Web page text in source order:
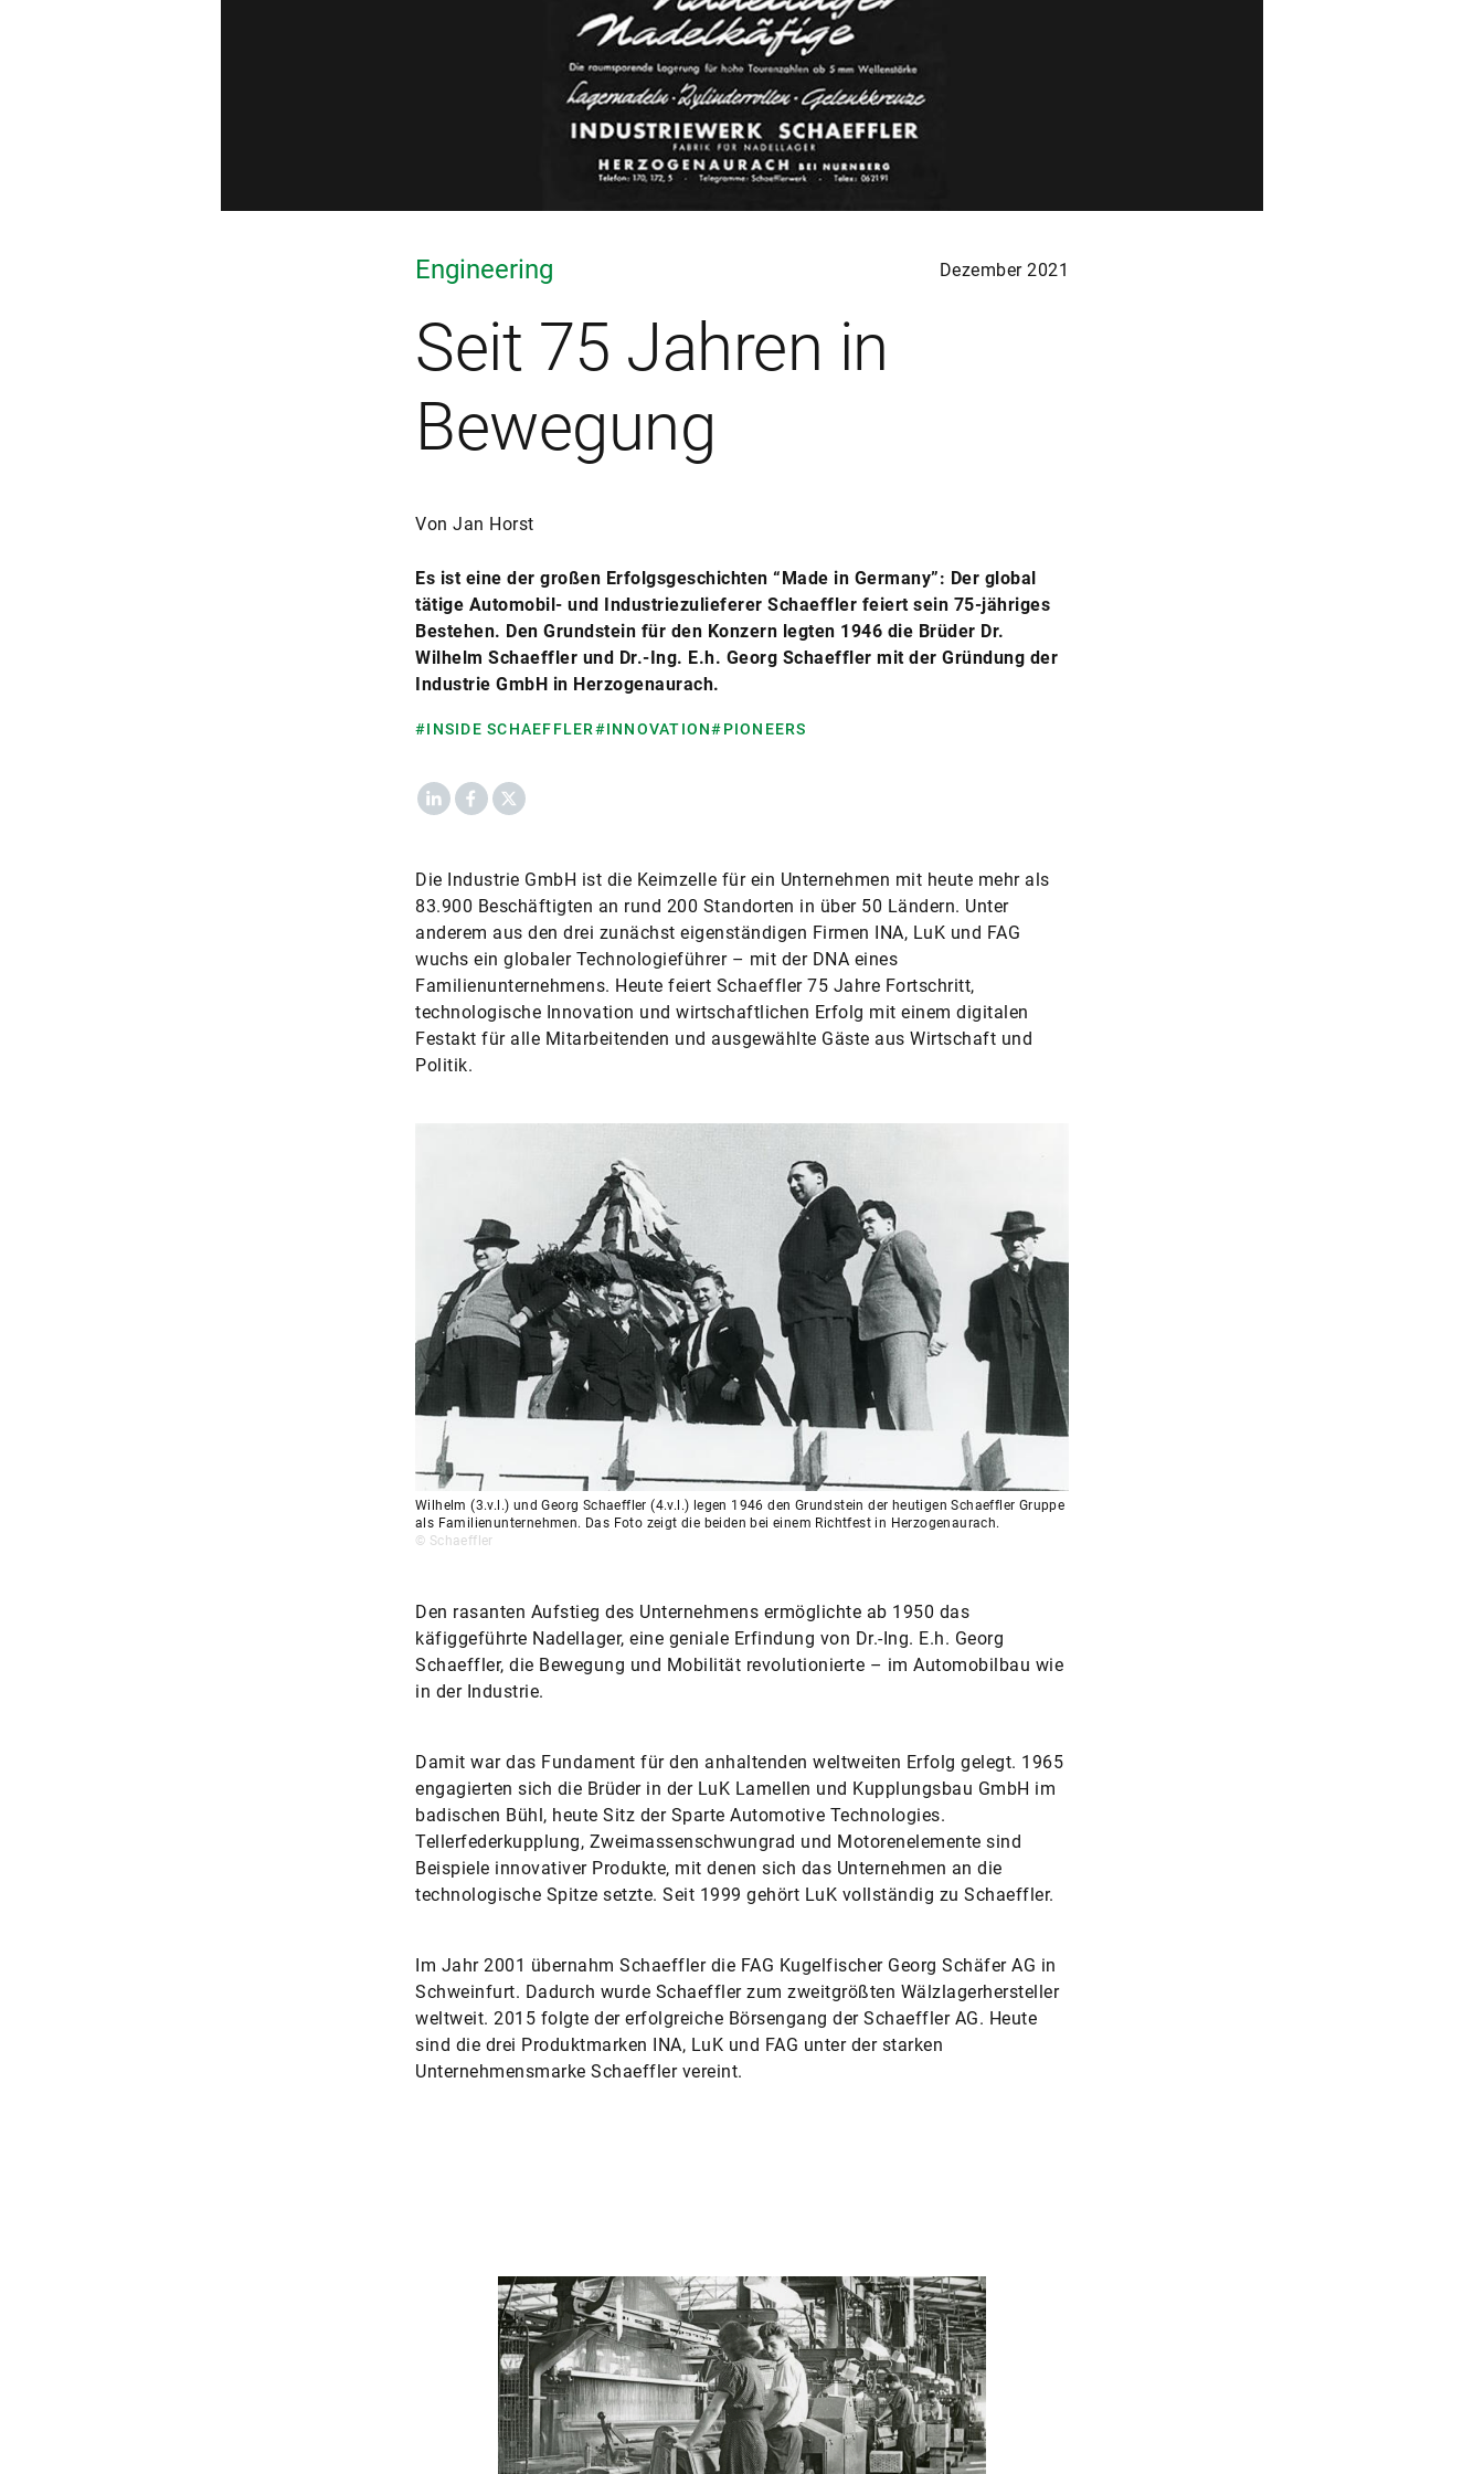
Engineering Dezember 2021
Seit 75 Jahren in
Bewegung
Von Jan Horst
Es ist eine der großen Erfolgsgeschichten “Made in Germany”: Der global
tätige Automobil- und Industriezulieferer Schaeffler feiert sein 75-jähriges
Bestehen. Den Grundstein für den Konzern legten 1946 die Brüder Dr.
Wilhelm Schaeffler und Dr.-Ing. E.h. Georg Schaeffler mit der Gründung der
Industrie GmbH in Herzogenaurach.
#INSIDE SCHAEFFLER#INNOVATION#PIONEERS
LinkedInFacebook
X
Die Industrie GmbH ist die Keimzelle für ein Unternehmen mit heute mehr als
83.900 Beschäftigten an rund 200 Standorten in über 50 Ländern. Unter
anderem aus den drei zunächst eigenständigen Firmen INA, LuK und FAG
wuchs ein globaler Technologieführer – mit der DNA eines
Familienunternehmens. Heute feiert Schaeffler 75 Jahre Fortschritt,
technologische Innovation und wirtschaftlichen Erfolg mit einem digitalen
Festakt für alle Mitarbeitenden und ausgewählte Gäste aus Wirtschaft und
Politik.
Wilhelm (3.v.l.) und Georg Schaeffler (4.v.l.) legen 1946 den Grundstein der heutigen Schaeffler Gruppe
als Familienunternehmen. Das Foto zeigt die beiden bei einem Richtfest in Herzogenaurach.
© Schaeffler
Den rasanten Aufstieg des Unternehmens ermöglichte ab 1950 das
käfiggeführte Nadellager, eine geniale Erfindung von Dr.-Ing. E.h. Georg
Schaeffler, die Bewegung und Mobilität revolutionierte – im Automobilbau wie
in der Industrie.
Damit war das Fundament für den anhaltenden weltweiten Erfolg gelegt. 1965
engagierten sich die Brüder in der LuK Lamellen und Kupplungsbau GmbH im
badischen Bühl, heute Sitz der Sparte Automotive Technologies.
Tellerfederkupplung, Zweimassenschwungrad und Motorenelemente sind
Beispiele innovativer Produkte, mit denen sich das Unternehmen an die
technologische Spitze setzte. Seit 1999 gehört LuK vollständig zu Schaeffler.
Im Jahr 2001 übernahm Schaeffler die FAG Kugelfischer Georg Schäfer AG in
Schweinfurt. Dadurch wurde Schaeffler zum zweitgrößten Wälzlagerhersteller
weltweit. 2015 folgte der erfolgreiche Börsengang der Schaeffler AG. Heute
sind die drei Produktmarken INA, LuK und FAG unter der starken
Unternehmensmarke Schaeffler vereint.